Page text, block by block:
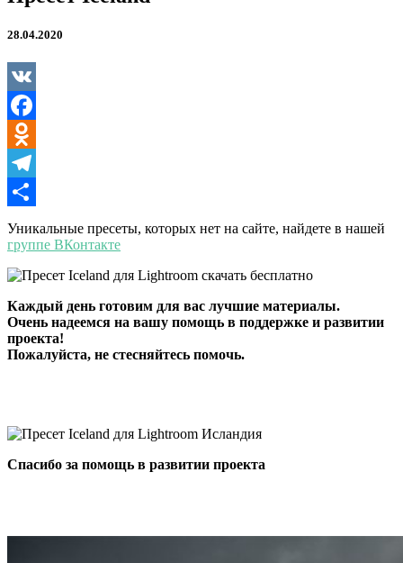
28.04.2020
VK
Facebook
Odnoklassniki
Telegram
Отправить
Уникальные пресеты, которых нет на сайте, найдете в нашей
группе ВКонтакте
Каждый день готовим для вас лучшие материалы.
Очень надеемся на вашу помощь в поддержке и развитии
проекта!
Пожалуйста, не стесняйтесь помочь.
Спасибо за помощь в развитии проекта